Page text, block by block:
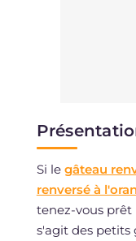
Si le gâteau
renversé à
tenez-vous prêt
s'agit des petits